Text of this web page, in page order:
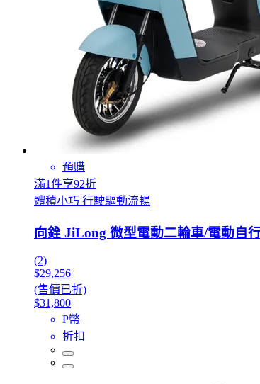
預購
滿1件享92折
體積小巧 行駛驅動流暢
向銓 JiLong 微型電動二輪車/電動自
(2)
$29,256
(售價已折)
$31,800
P幣
折扣